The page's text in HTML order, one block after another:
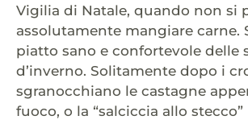
Vigilia di Natale, quando non si
assolutamente mangiare carne.
piatto sano e confortevole delle
d’inverno. Solitamente dopo i
sgranocchiano le castagne
fuoco, o la “salciccia allo stecco”